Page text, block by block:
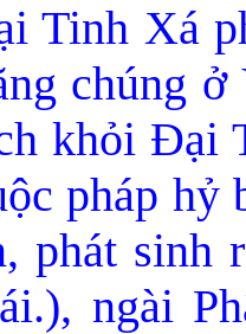
Tinh Xá
chúng
khỏi Ðại
pháp hỷ
phát sinh
ngài